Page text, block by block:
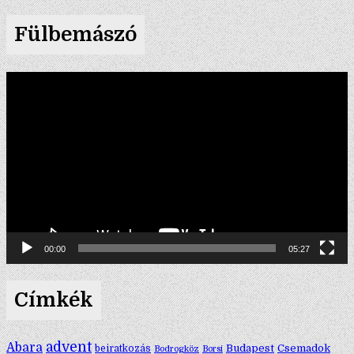
Fülbemászó
Videólejátszó
00:00 05:27
Címkék
Abara advent beiratkozás Bodrogköz Borsi Budapest Csemadok